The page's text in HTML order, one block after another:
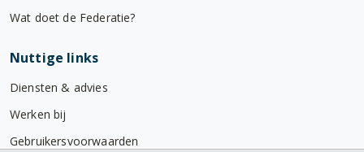
Wat doet de Federatie?
Nuttige links
Diensten & advies
Werken bij
Gebruikersvoorwaarden